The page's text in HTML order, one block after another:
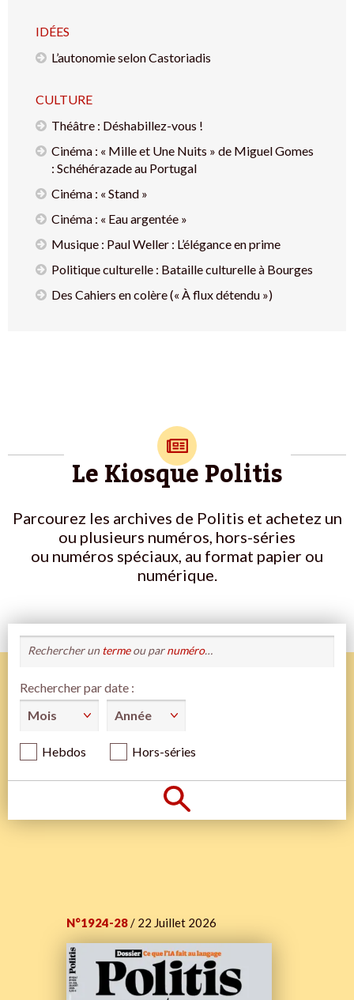
IDÉES
L’autonomie selon Castoriadis
CULTURE
Théâtre : Déshabillez-vous !
Cinéma : « Mille et Une Nuits » de Miguel Gomes
: Schéhérazade au Portugal
Cinéma : « Stand »
Cinéma : « Eau argentée »
Musique : Paul Weller : L’élégance en prime
Politique culturelle : Bataille culturelle à Bourges
Des Cahiers en colère (« À flux détendu »)
Le Kiosque Politis
Parcourez les archives de Politis et achetez un
ou plusieurs numéros, hors-séries
ou numéros spéciaux, au format papier ou
numérique.
Rechercher un termeou parnuméro…
Rechercher par date :
Hebdos Hors-séries
N°1924-28 / 22 Juillet 2026